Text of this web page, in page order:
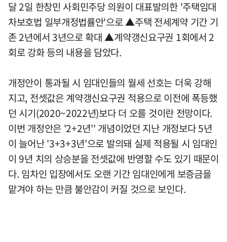
달 2일 한창민 사회민주당 의원이 대표발의한 '주택임대
차보호법 일부개정법률안'으로 ▲주택 전세계약 기간 기
존 2년에서 3년으로 확대 ▲계약갱신요구권 1회에서 2
회로 강화 등의 내용을 담았다.
개정안이 통과될 시 임대인들의 월세 선호는 더욱 강해
지고, 전셋값은 계약갱신요구권 적용으로 이전에 폭등했
던 시기(2020~2022년)보다 더 오를 것이란 전망이다.
이번 개정안은 '2+2년'' 개념이었던 지난 개정보다 5년
이 늘어난 '3+3+3년'으로 발의돼 실제 적용될 시 임대인
이 9년 치의 상승분을 전셋값에 반영할 수도 있기 때문이
다. 임차인 입장에서도 오랜 기간 임대인에게 보증금을
맡겨야 하는 만큼 불안감이 커질 것으로 보인다.